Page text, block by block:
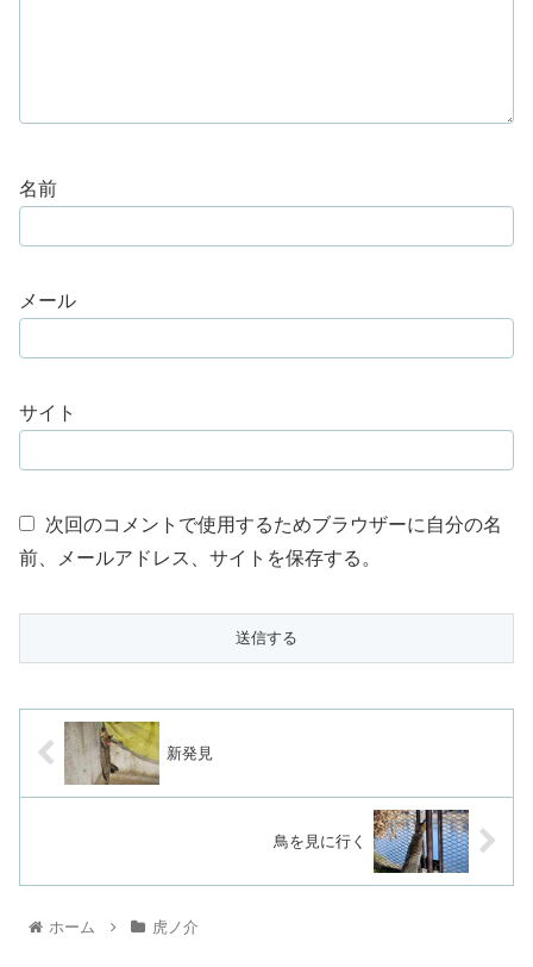
名前
メール
サイト
次回のコメントで使用するためブラウザーに自分の名
前、メールアドレス、サイトを保存する。
新発見
鳥を見に行く
ホーム 虎ノ介